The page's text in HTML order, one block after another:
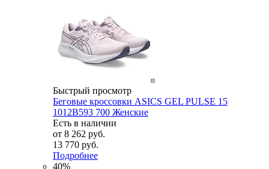
Быстрый просмотр
Беговые кроссовки ASICS GEL PULSE 15
1012B593 700 Женские
Есть в наличии
от 8 262 руб.
13 770 руб.
Подробнее
40%